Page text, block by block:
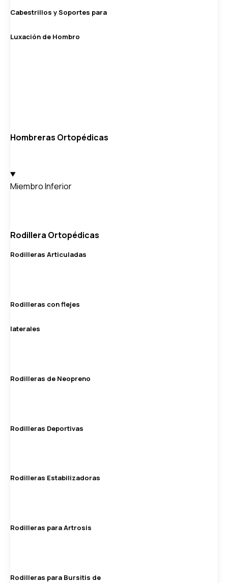
Cabestrillos y Soportes para
Luxación de Hombro
Hombreras Ortopédicas
Miembro Inferior
Rodillera Ortopédicas
Rodilleras Articuladas
Rodilleras con flejes
laterales
Rodilleras de Neopreno
Rodilleras Deportivas
Rodilleras Estabilizadoras
Rodilleras para Artrosis
Rodilleras para Bursitis de